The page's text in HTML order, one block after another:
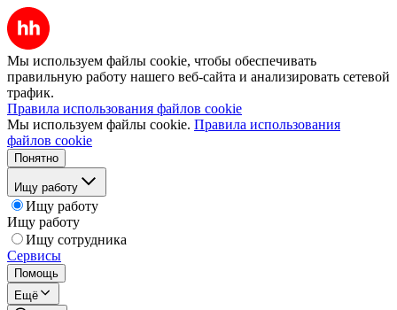
Мы используем файлы cookie, чтобы обеспечивать
правильную работу нашего веб-сайта и анализировать сетевой
трафик.
Правила использования файлов cookie
Мы используем файлы cookie. Правила использования
файлов cookie
Понятно
Ищу работу
Ищу работу
Ищу работу
Ищу сотрудника
Сервисы
Помощь
Ещё